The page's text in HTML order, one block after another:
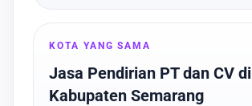
KOTA YANG SAMA
Jasa Pendirian PT dan CV di
Kabupaten Semarang